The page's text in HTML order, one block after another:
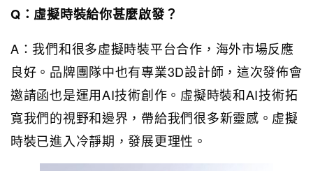
Q：虛擬時裝給你甚麼啟發？
A：我們和很多虛擬時裝平台合作，海外市場反應
良好。品牌團隊中也有專業3D設計師，這次發佈會
邀請函也是運用AI技術創作。虛擬時裝和AI技術拓
寬我們的視野和邊界，帶給我們很多新靈感。虛擬
時裝已進入冷靜期，發展更理性。